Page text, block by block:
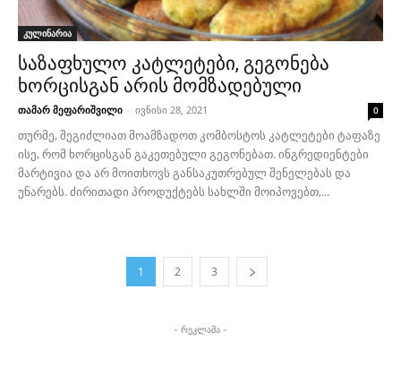
კულინარია
საზაფხულო კატლეტები, გეგონება
ხორცისგან არის მომზადებული
თამარ მეფარიშვილი - ივნისი 28, 2021 0
თურმე, შეგიძლიათ მოამზადოთ კომბოსტოს კატლეტები ტაფაზე
ისე, რომ ხორცისგან გაკეთებული გეგონებათ. ინგრედიენტები
მარტივია და არ მოითხოვს განსაკუთრებულ შენელებას და
უნარებს. ძირითადი პროდუქტებს სახლში მოიპოვებთ,...
1 2 3
- რეკლამა -